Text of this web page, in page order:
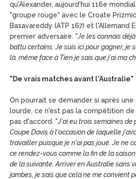
qu'Alexander, aujourd'hui 116e
"groupe rouge" avec le Croate Prizmic
Basavareddy (ATP 167) et l'Allemand
premier adversaire. "Je les connais
battu certains. Je suis ici pour gagner, je
là, même face à Tien je sais que j'ai ma
"De vrais matches avant l'Australie"
On pourrait se demander si après une
lourde, ce n'est pas la compétition de
pas d'accord. "J'ai eu trois semaines de
Coupe Davis à l'occasion de laquelle
travailler puisque je n'ai pas joué. Je ne
ce rendez-vous comme la fin de la
de la suivante. Arriver en Australie sans
jambes, je sais que cela ne me convient